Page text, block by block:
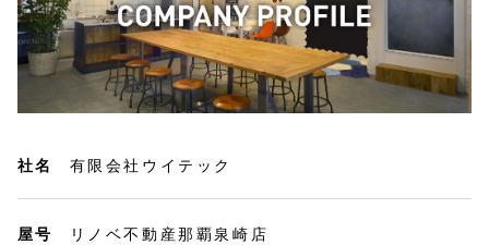
社名 有限会社ウイテック
屋号 リノベ不動産那覇泉崎店